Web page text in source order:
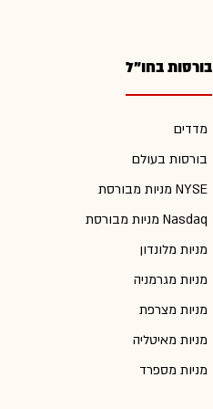
בורסות בחו"ל
מדדים
בורסות בעולם
מניות מבורסת NYSE
מניות מבורסת Nasdaq
מניות מלונדון
מניות מגרמניה
מניות מצרפת
מניות מאיטליה
מניות מספרד